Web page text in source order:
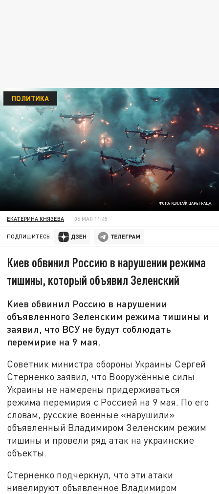
ФОТО: КОЛЛАЖ ЦАРЬГРАДА.
ПОЛИТИКА
ЕКАТЕРИНА КНЯЗЕВА 06 МАЯ 11:45
ПОДПИШИТЕСЬ:
Киев обвинил Россию в нарушении режима
тишины, который объявил Зеленский
Киев обвинил Россию в нарушении
объявленного Зеленским режима тишины и
заявил, что ВСУ не будут соблюдать
перемирие на 9 мая.
Советник министра обороны Украины Сергей
Стерненко заявил, что Вооружённые силы
Украины не намерены придерживаться
режима перемирия с Россией на 9 мая. По его
словам, русские военные «нарушили»
объявленный Владимиром Зеленским режим
тишины и провели ряд атак на украинские
объекты.
Стерненко подчеркнул, что эти атаки
нивелируют объявленное Владимиром